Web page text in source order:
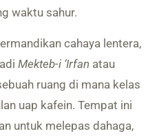
waktu sahur.
cahaya lentera,
Mekteb-i ‘Irfan atau
ruang di mana kelas
uap kafein. Tempat ini
untuk melepas dahaga,